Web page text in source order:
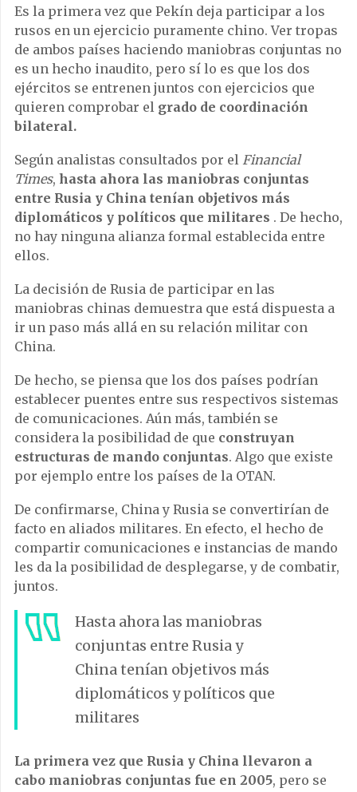
Es la primera vez que Pekín deja participar a los
rusos en un ejercicio puramente chino.Ver tropas
de ambos países haciendo maniobras conjuntas no
es un hecho inaudito, pero sí lo es que los dos
ejércitos se entrenen juntos con ejercicios que
quieren comprobar el grado de coordinación
bilateral.
Según analistas consultados por el Financial
Times, hasta ahora las maniobras conjuntas
entre Rusia y China tenían objetivos más
diplomáticos y políticos que militares . De hecho,
no hay ninguna alianza formal establecida entre
ellos.
La decisión de Rusia de participar en las
maniobras chinas demuestra que está dispuesta a
ir un paso más allá en su relación militar con
China.
De hecho, se piensa que los dos países podrían
establecer puentes entre sus respectivos sistemas
de comunicaciones. Aún más, también se
considera la posibilidad de que construyan
estructuras de mando conjuntas. Algo que existe
por ejemplo entre los países de la OTAN.
De confirmarse, China y Rusia se convertirían de
facto en aliados militares. En efecto, el hecho de
compartir comunicaciones e instancias de mando
les da la posibilidad de desplegarse, y de combatir,
juntos.
Hasta ahora las maniobras
conjuntas entre Rusia y
China tenían objetivos más
diplomáticos y políticos que
militares
La primera vez que Rusia y China llevaron a
cabo maniobras conjuntas fue en 2005, pero se